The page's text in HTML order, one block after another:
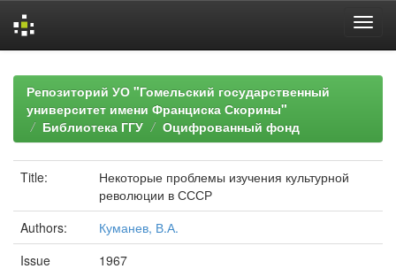
navigationРепозиторий УО "Гомельский государственный
университет имени Франциска Скорины"
Библиотека ГГУ
Оцифрованный фонд
Title:
Некоторые проблемы изучения культурной
революции в СССР
Authors:
Куманев, В.А.
Issue
1967